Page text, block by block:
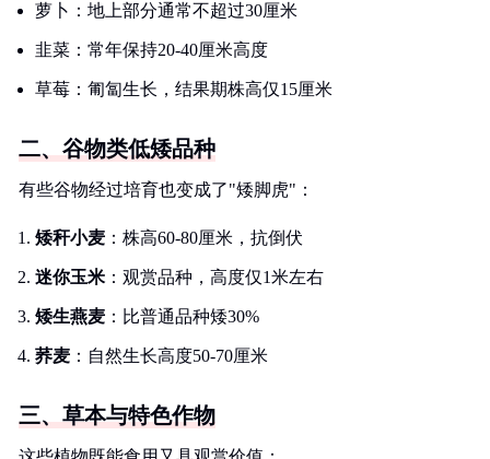
萝卜：地上部分通常不超过30厘米
韭菜：常年保持20-40厘米高度
草莓：匍匐生长，结果期株高仅15厘米
二、谷物类低矮品种
有些谷物经过培育也变成了"矮脚虎"：
矮秆小麦 ：株高60-80厘米，抗倒伏
迷你玉米 ：观赏品种，高度仅1米左右
矮生燕麦 ：比普通品种矮30%
荞麦 ：自然生长高度50-70厘米
三、草本与特色作物